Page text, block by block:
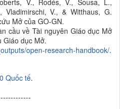
V., Rodés, V., Sousa, L.,
Vladimirschi, V., & Witthaus, G.
Mở của GO-GN.
cầu về Tài nguyên Giáo dục Mở
Giáo dục Mở.
open-research-handbook/.
Quốc tế.